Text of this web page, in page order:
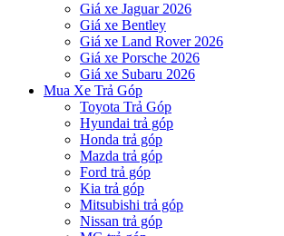
Giá xe Jaguar 2026
Giá xe Bentley
Giá xe Land Rover 2026
Giá xe Porsche 2026
Giá xe Subaru 2026
Mua Xe Trả Góp
Toyota Trả Góp
Hyundai trả góp
Honda trả góp
Mazda trả góp
Ford trả góp
Kia trả góp
Mitsubishi trả góp
Nissan trả góp